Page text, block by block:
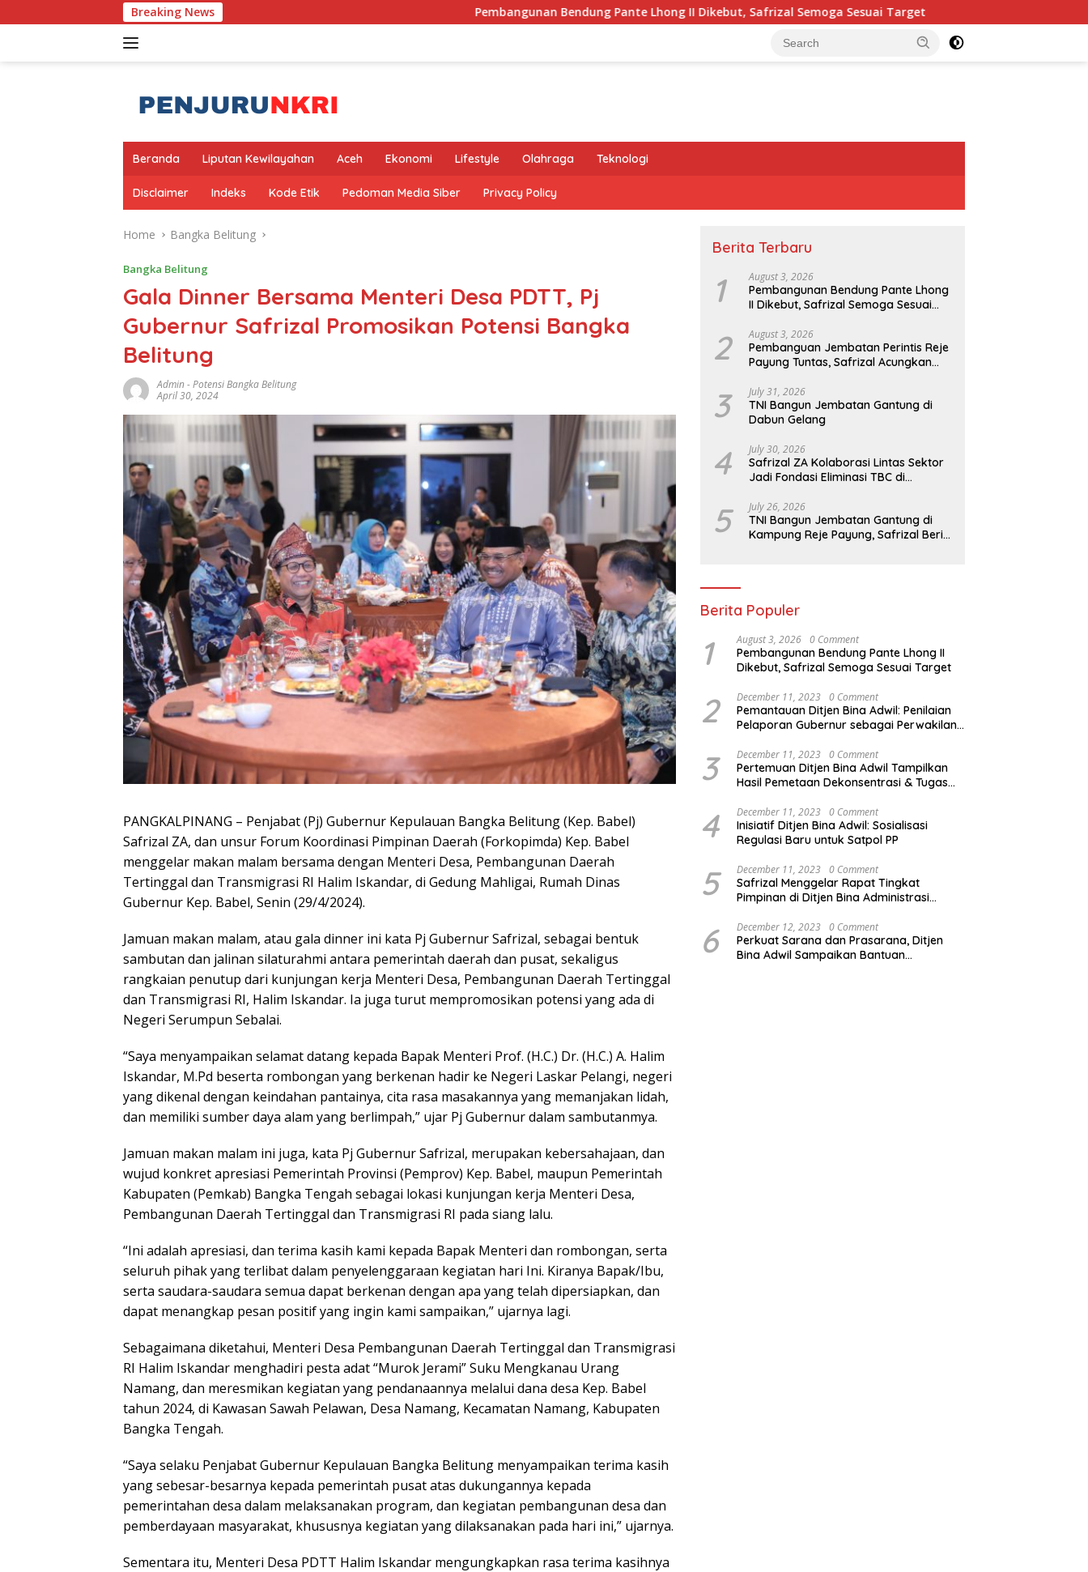
to
Breaking News Pembangunan Bendung Pante Lhong II Dikebut, Safrizal Semoga Sesuai Target Pembanguan Jembatan Perintis Reje
Beranda Liputan Kewilayahan Aceh Ekonomi Lifestyle Olahraga Teknologi
Disclaimer Indeks Kode Etik Pedoman Media Siber Privacy Policy
Home Bangka Belitung
Bangka Belitung
Gala Dinner Bersama Menteri Desa PDTT, Pj
Gubernur Safrizal Promosikan Potensi Bangka
Belitung
Admin-Potensi Bangka Belitung
April 30, 2024
PANGKALPINANG – Penjabat (Pj) Gubernur Kepulauan Bangka Belitung (Kep. Babel)
Safrizal ZA, dan unsur Forum Koordinasi Pimpinan Daerah (Forkopimda) Kep. Babel
menggelar makan malam bersama dengan Menteri Desa, Pembangunan Daerah
Tertinggal dan Transmigrasi RI Halim Iskandar, di Gedung Mahligai, Rumah Dinas
Gubernur Kep. Babel, Senin (29/4/2024).
Jamuan makan malam, atau gala dinner ini kata Pj Gubernur Safrizal, sebagai bentuk
sambutan dan jalinan silaturahmi antara pemerintah daerah dan pusat, sekaligus
rangkaian penutup dari kunjungan kerja Menteri Desa, Pembangunan Daerah Tertinggal
dan Transmigrasi RI, Halim Iskandar. Ia juga turut mempromosikan potensi yang ada di
Negeri Serumpun Sebalai.
“Saya menyampaikan selamat datang kepada Bapak Menteri Prof. (H.C.) Dr. (H.C.) A. Halim
Iskandar, M.Pd beserta rombongan yang berkenan hadir ke Negeri Laskar Pelangi, negeri
yang dikenal dengan keindahan pantainya, cita rasa masakannya yang memanjakan lidah,
dan memiliki sumber daya alam yang berlimpah,” ujar Pj Gubernur dalam sambutanmya.
Jamuan makan malam ini juga, kata Pj Gubernur Safrizal, merupakan kebersahajaan, dan
wujud konkret apresiasi Pemerintah Provinsi (Pemprov) Kep. Babel, maupun Pemerintah
Kabupaten (Pemkab) Bangka Tengah sebagai lokasi kunjungan kerja Menteri Desa,
Pembangunan Daerah Tertinggal dan Transmigrasi RI pada siang lalu.
“Ini adalah apresiasi, dan terima kasih kami kepada Bapak Menteri dan rombongan, serta
seluruh pihak yang terlibat dalam penyelenggaraan kegiatan hari Ini. Kiranya Bapak/Ibu,
serta saudara-saudara semua dapat berkenan dengan apa yang telah dipersiapkan, dan
dapat menangkap pesan positif yang ingin kami sampaikan,” ujarnya lagi.
Sebagaimana diketahui, Menteri Desa Pembangunan Daerah Tertinggal dan Transmigrasi
RI Halim Iskandar menghadiri pesta adat “Murok Jerami” Suku Mengkanau Urang
Namang, dan meresmikan kegiatan yang pendanaannya melalui dana desa Kep. Babel
tahun 2024, di Kawasan Sawah Pelawan, Desa Namang, Kecamatan Namang, Kabupaten
Bangka Tengah.
“Saya selaku Penjabat Gubernur Kepulauan Bangka Belitung menyampaikan terima kasih
yang sebesar-besarnya kepada pemerintah pusat atas dukungannya kepada
pemerintahan desa dalam melaksanakan program, dan kegiatan pembangunan desa dan
pemberdayaan masyarakat, khususnya kegiatan yang dilaksanakan pada hari ini,” ujarnya.
Sementara itu, Menteri Desa PDTT Halim Iskandar mengungkapkan rasa terima kasihnya
Berita Terbaru
1 August 3, 2026
Pembangunan Bendung Pante Lhong
II Dikebut, Safrizal Semoga Sesuai
2 August 3, 2026
Pembanguan Jembatan Perintis Reje
Payung Tuntas, Safrizal Acungkan
3 July 31, 2026
TNI Bangun Jembatan Gantung di
Dabun Gelang
4 July 30, 2026
Safrizal ZA Kolaborasi Lintas Sektor
Jadi Fondasi Eliminasi TBC di
5 July 26, 2026
TNI Bangun Jembatan Gantung di
Kampung Reje Payung, Safrizal Beri
Berita Populer
1 August 3, 2026 0 Comment
Pembangunan Bendung Pante Lhong II
Dikebut, Safrizal Semoga Sesuai Target
2 December 11, 2023 0 Comment
Pemantauan Ditjen Bina Adwil: Penilaian
Pelaporan Gubernur sebagai Perwakilan
3 December 11, 2023 0 Comment
Pertemuan Ditjen Bina Adwil Tampilkan
Hasil Pemetaan Dekonsentrasi & Tugas
4 December 11, 2023 0 Comment
Inisiatif Ditjen Bina Adwil: Sosialisasi
Regulasi Baru untuk Satpol PP
5 December 11, 2023 0 Comment
Safrizal Menggelar Rapat Tingkat
Pimpinan di Ditjen Bina Administrasi
6 December 12, 2023 0 Comment
Perkuat Sarana dan Prasarana, Ditjen
Bina Adwil Sampaikan Bantuan